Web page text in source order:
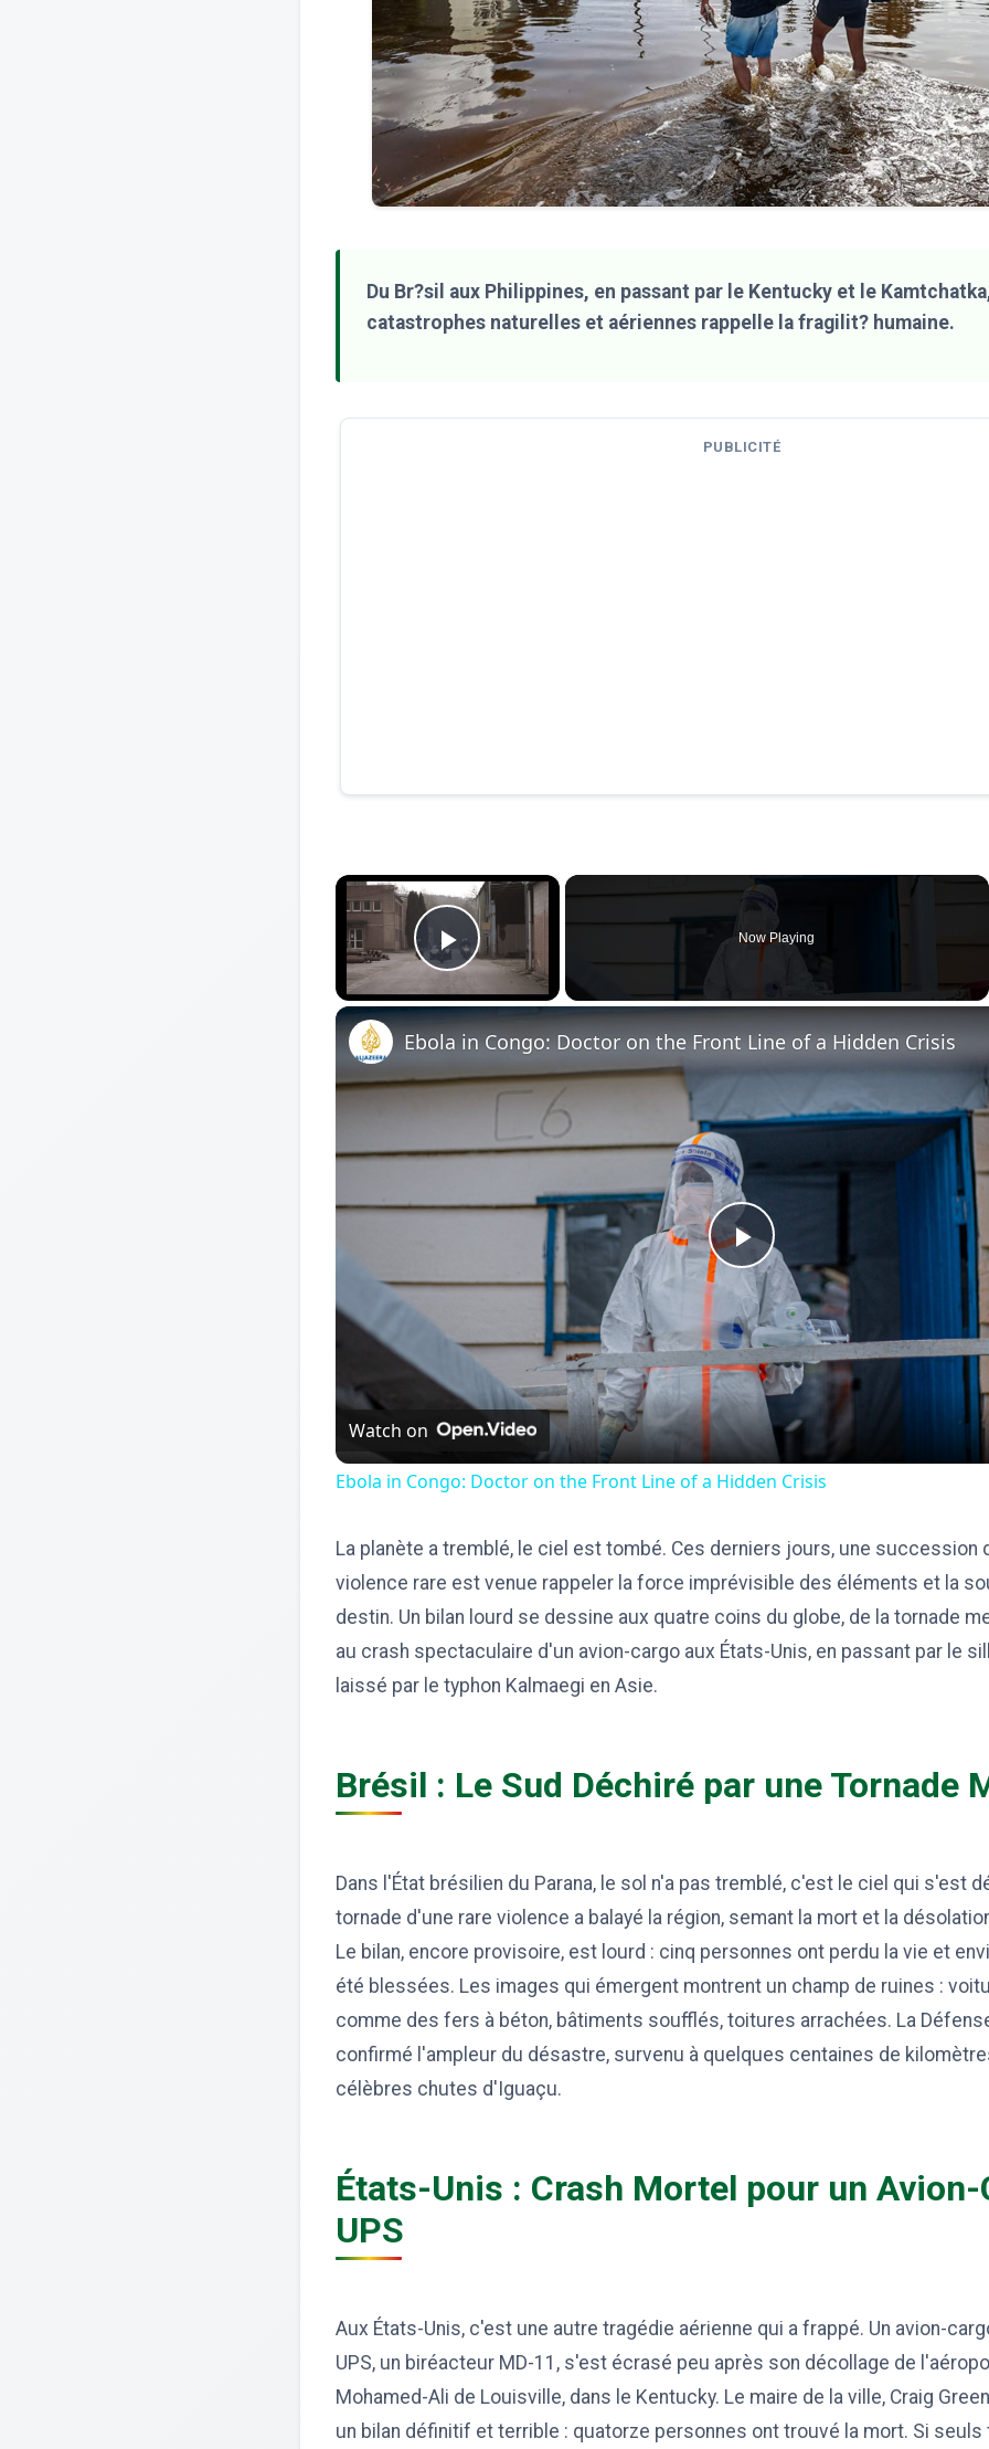
Du Br?sil aux Philippines, en passant par le Kentucky et le
catastrophes naturelles et aériennes rappelle la fragilit? humaine.
PUBLICITÉ
×
Play Video
Now Playing
Play
Video
Ebola in Congo: Doctor on the Front Line of a Hidden Crisis
Watch on
Ebola in Congo: Doctor on the Front Line of a Hidden Crisis
La planète a tremblé, le ciel est tombé. Ces derniers jours, une succession
violence rare est venue rappeler la force imprévisible des éléments et la
destin. Un bilan lourd se dessine aux quatre coins du globe, de la tornade
au crash spectaculaire d'un avion-cargo aux États-Unis, en passant par le
laissé par le typhon Kalmaegi en Asie.
Brésil : Le Sud Déchiré par une Tornade
Dans l'État brésilien du Parana, le sol n'a pas tremblé, c'est le ciel qui s'est
tornade d'une rare violence a balayé la région, semant la mort et la
Le bilan, encore provisoire, est lourd : cinq personnes ont perdu la vie et
été blessées. Les images qui émergent montrent un champ de ruines :
comme des fers à béton, bâtiments soufflés, toitures arrachées. La
confirmé l'ampleur du désastre, survenu à quelques centaines de
célèbres chutes d'Iguaçu.
États-Unis : Crash Mortel pour un Avion-
UPS
Aux États-Unis, c'est une autre tragédie aérienne qui a frappé. Un avion-
UPS, un biréacteur MD-11, s'est écrasé peu après son décollage de
Mohamed-Ali de Louisville, dans le Kentucky. Le maire de la ville, Craig
un bilan définitif et terrible : quatorze personnes ont trouvé la mort. Si